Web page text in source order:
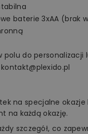
baterie 3xAA
do
na specjalne
na każdą okazję.
szczegół, co